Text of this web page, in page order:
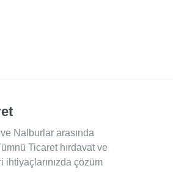
Nalburlar arasında
Ticaret hırdavat ve
ihtiyaçlarınızda çözüm